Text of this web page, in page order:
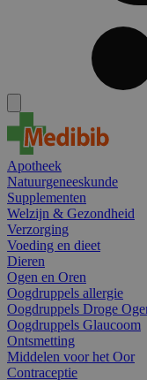
Apotheek
Natuurgeneeskunde
Supplementen
Welzijn & Gezondheid
Verzorging
Voeding en dieet
Dieren
Ogen en Oren
Oogdruppels allergie
Oogdruppels Droge
Oogdruppels Glaucoom
Ontsmetting
Middelen voor het Oor
Contraceptie